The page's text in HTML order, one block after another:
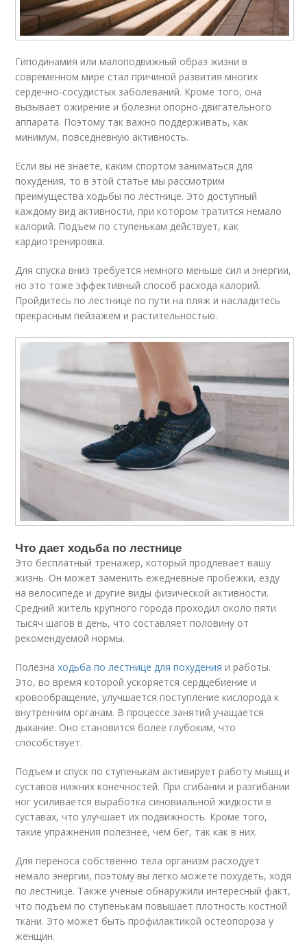
Гиподинамия или малоподвижный образ жизни в
современном мире стал причиной развития многих
сердечно-сосудистых заболеваний. Кроме того, она
вызывает ожирение и болезни опорно-двигательного
аппарата. Поэтому так важно поддерживать, как
минимум, повседневную активность.
Если вы не знаете, каким спортом заниматься для
похудения, то в этой статье мы рассмотрим
преимущества ходьбы по лестнице. Это доступный
каждому вид активности, при котором тратится немало
калорий. Подъем по ступенькам действует, как
кардиотренировка.
Для спуска вниз требуется немного меньше сил и энергии,
но это тоже эффективный способ расхода калорий.
Пройдитесь по лестнице по пути на пляж и насладитесь
прекрасным пейзажем и растительностью.
Что дает ходьба по лестнице
Это бесплатный тренажер, который продлевает вашу
жизнь. Он может заменить ежедневные пробежки, езду
на велосипеде и другие виды физической активности.
Средний житель крупного города проходил около пяти
тысяч шагов в день, что составляет половину от
рекомендуемой нормы.
Полезнаходьба по лестнице для похудения и работы.
Это, во время которой ускоряется сердцебиение и
кровообращение, улучшается поступление кислорода к
внутренним органам. В процессе занятий учащается
дыхание. Оно становится более глубоким, что
способствует.
Подъем и спуск по ступенькам активирует работу мышц и
суставов нижних конечностей. При сгибании и разгибании
ног усиливается выработка синовиальной жидкости в
суставах, что улучшает их подвижность. Кроме того,
такие упражнения полезнее, чем бег, так как в них.
Для переноса собственно тела организм расходует
немало энергии, поэтому вы легко можете похудеть, ходя
по лестнице. Также ученые обнаружили интересный факт,
что подъем по ступенькам повышает плотность костной
ткани. Это может быть профилактикой остеопороза у
женщин.